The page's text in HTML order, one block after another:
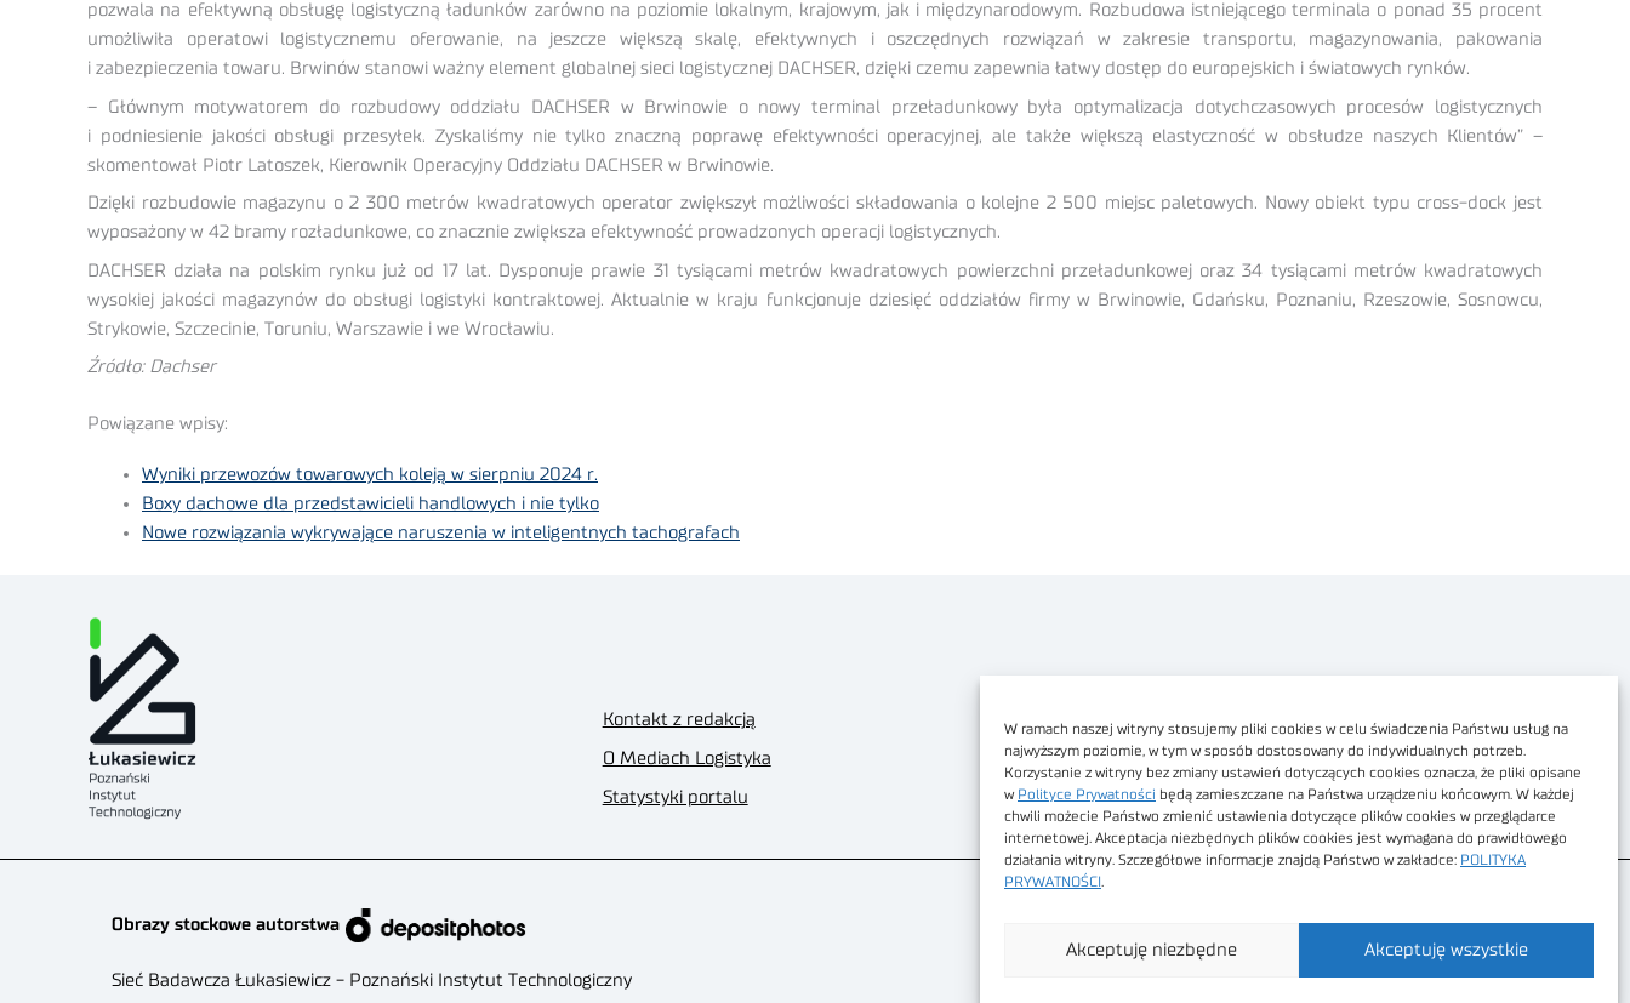
W ramach naszej witryny stosujemy pliki cookies w celu świadczenia Państwu usług na
najwyższym poziomie, w tym w sposób dostosowany do indywidualnych potrzeb.
Korzystanie z witryny bez zmiany ustawień dotyczących cookies oznacza, że pliki opisane
w Polityce Prywatności będą zamieszczane na Państwa urządzeniu końcowym. W każdej
chwili możecie Państwo zmienić ustawienia dotyczące plików cookies w przeglądarce
internetowej. Akceptacja niezbędnych plików cookies jest wymagana do prawidłowego
działania witryny. Szczegółowe informacje znajdą Państwo w zakładce: POLITYKA
PRYWATNOŚCI
Akceptuję wszystkie
Akceptuję niezbędne
pozwala na efektywną obsługę logistyczną ładunków zarówno na poziomie lokalnym, krajowym, jak i międzynarodowym. Rozbudowa istniejącego terminala o ponad 35 procent
umożliwiła operatowi logistycznemu oferowanie, na jeszcze większą skalę, efektywnych i oszczędnych rozwiązań w zakresie transportu, magazynowania, pakowania
i zabezpieczenia towaru. Brwinów stanowi ważny element globalnej sieci logistycznej DACHSER, dzięki czemu zapewnia łatwy dostęp do europejskich i światowych rynków.
– Głównym motywatorem do rozbudowy oddziału DACHSER w Brwinowie o nowy terminal przeładunkowy była optymalizacja dotychczasowych procesów logistycznych
i podniesienie jakości obsługi przesyłek. Zyskaliśmy nie tylko znaczną poprawę efektywności operacyjnej, ale także większą elastyczność w obsłudze naszych Klientów” –
skomentował Piotr Latoszek, Kierownik Operacyjny Oddziału DACHSER w Brwinowie.
Dzięki rozbudowie magazynu o 2 300 metrów kwadratowych operator zwiększył możliwości składowania o kolejne 2 500 miejsc paletowych. Nowy obiekt typu cross-dock jest
wyposażony w 42 bramy rozładunkowe, co znacznie zwiększa efektywność prowadzonych operacji logistycznych.
DACHSER działa na polskim rynku już od 17 lat. Dysponuje prawie 31 tysiącami metrów kwadratowych powierzchni przeładunkowej oraz 34 tysiącami metrów kwadratowych
wysokiej jakości magazynów do obsługi logistyki kontraktowej. Aktualnie w kraju funkcjonuje dziesięć oddziałów firmy w Brwinowie, Gdańsku, Poznaniu, Rzeszowie, Sosnowcu,
Strykowie, Szczecinie, Toruniu, Warszawie i we Wrocławiu.
Źródło: Dachser
Powiązane wpisy:
Wyniki przewozów towarowych koleją w sierpniu 2024 r.
Boxy dachowe dla przedstawicieli handlowych i nie tylko
Nowe rozwiązania wykrywające naruszenia w inteligentnych tachografach
Kontakt z redakcją
O Mediach Logistyka
Statystyki portalu
Dostępność cyfrowa
Regulamin Portalu
Regulamin sklepu
Obrazy stockowe autorstwa
Sieć Badawcza Łukasiewicz - Poznański Instytut Technologiczny